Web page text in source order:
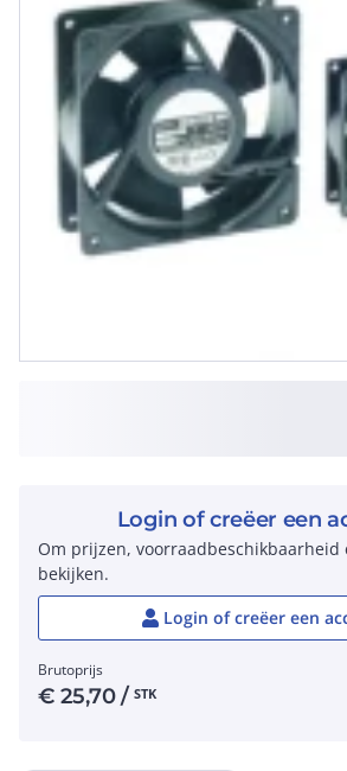
Login of creëer een
Om prijzen, voorraadbeschikbaarheid
bekijken.
Login of creëer een
Brutoprijs
€25,70/ STK